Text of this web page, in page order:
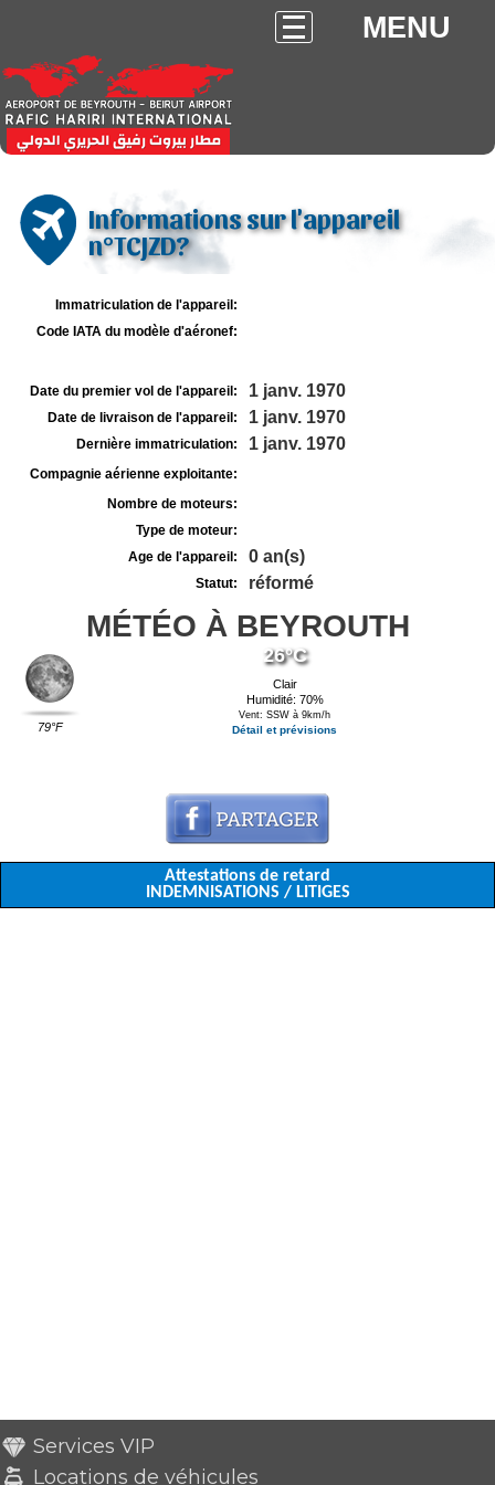
MENU
Informations sur l'appareil
n°TCJZD?
Immatriculation de l'appareil:
Code IATA du modèle d'aéronef:
Date du premier vol de l'appareil: 1 janv. 1970
Date de livraison de l'appareil: 1 janv. 1970
Dernière immatriculation: 1 janv. 1970
Compagnie aérienne exploitante:
Nombre de moteurs:
Type de moteur:
Age de l'appareil:
0 an(s)
Statut: réformé
MÉTÉO À BEYROUTH
79°F
26°C
Clair
Humidité: 70%
Vent: SSW à 9km/h
Détail et prévisions
Attestations de retard
INDEMNISATIONS / LITIGES
Services VIP
Locations de véhicules